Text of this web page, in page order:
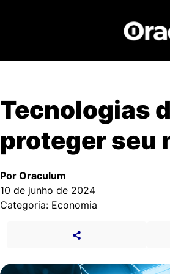
Tecnologias
proteger seu
Por Oraculum
10 de junho de 2024
Categoria: Economia